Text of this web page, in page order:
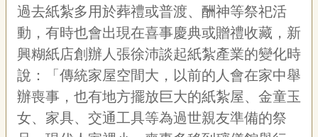
站
資
料
開
放
宣
告
網
過去紙紮多用於葬禮或普渡、酬神等祭祀活
動，有時也會出現在喜事慶典或贈禮收藏，新
興糊紙店創辦人張徐沛談起紙紮產業的變化時
說：「傳統家屋空間大，以前的人會在家中舉
辦喪事，也有地方擺放巨大的紙紮屋、金童玉
女、家具、交通工具等為過世親友準備的祭